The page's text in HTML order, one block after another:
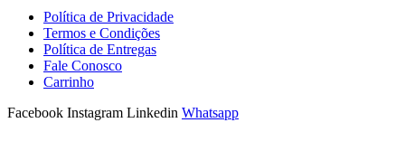
Política de Privacidade
Termos e Condições
Política de Entregas
Fale Conosco
Carrinho
Facebook Instagram Linkedin Whatsapp